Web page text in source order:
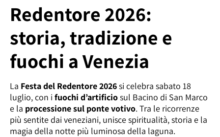
Redentore 2026:
storia, tradizione e
fuochi a Venezia
La Festa del Redentore 2026si celebra sabato 18
luglio, con i fuochi d’artificiosul Bacino di San Marco
e la processione sul ponte votivo. Tra le ricorrenze
più sentite dai veneziani, unisce spiritualità, storia e la
magia della notte più luminosa della laguna.